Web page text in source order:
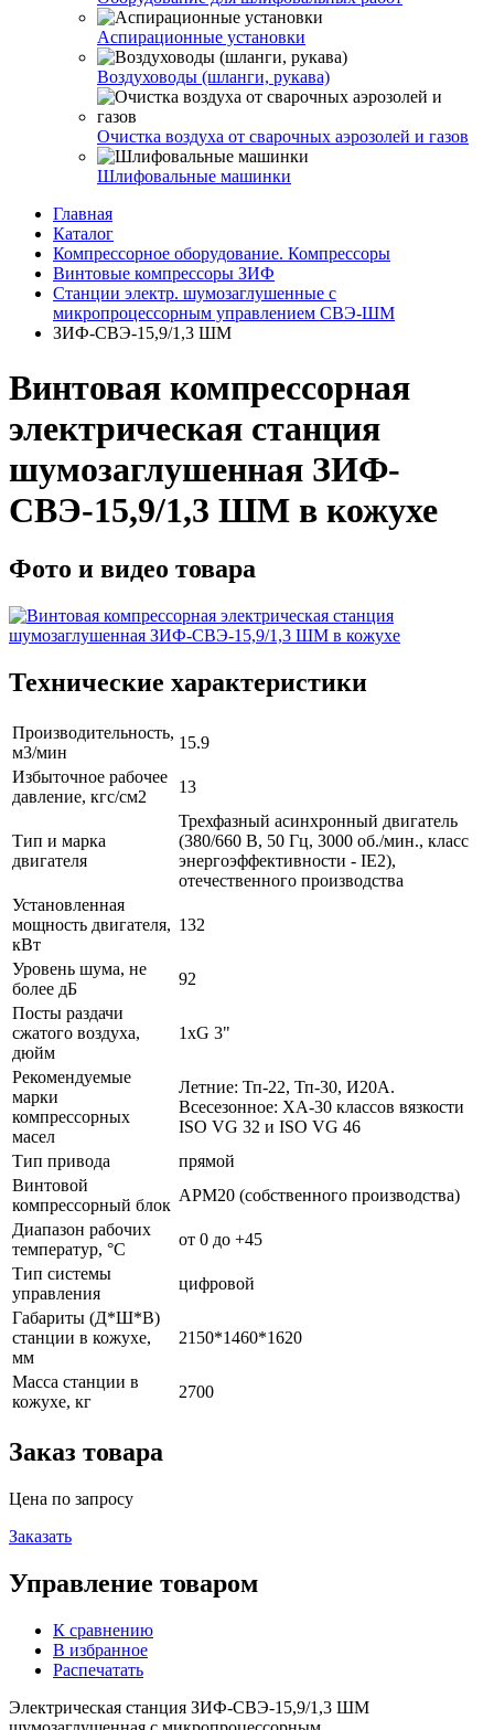
Аспирационные установки
Воздуховоды (шланги, рукава)
Очистка воздуха от сварочных аэрозолей и газов
Шлифовальные машинки
Главная
Каталог
Компрессорное оборудование. Компрессоры
Винтовые компрессоры ЗИФ
Станции электр. шумозаглушенные с
микропроцессорным управлением СВЭ-ШМ
ЗИФ-СВЭ-15,9/1,3 ШМ
Винтовая компрессорная
электрическая станция
шумозаглушенная ЗИФ-
СВЭ-15,9/1,3 ШМ в кожухе
Фото и видео товара
Технические характеристики
Производительность,
м3/мин
15.9
Избыточное рабочее
давление, кгс/см2
13
Тип и марка
двигателя
Трехфазный асинхронный двигатель
(380/660 В, 50 Гц, 3000 об./мин., класс
энергоэффективности - IE2),
отечественного производства
Установленная
мощность двигателя,
кВт
132
Уровень шума, не
более дБ
92
Посты раздачи
сжатого воздуха,
дюйм
1хG 3"
Рекомендуемые
марки
компрессорных
масел
Летние: Тп-22, Тп-30, И20А.
Всесезонное: ХА-30 классов вязкости
ISO VG 32 и ISO VG 46
Тип привода
прямой
Винтовой
компрессорный блок
АРМ20 (собственного производства)
Диапазон рабочих
температур, °С
от 0 до +45
Тип системы
управления
цифровой
Габариты (Д*Ш*В)
станции в кожухе,
мм
2150*1460*1620
Масса станции в
кожухе, кг
2700
Заказ товара
Цена по запросу
Заказать
Управление товаром
К сравнению
В избранное
Распечатать
Электрическая станция ЗИФ-СВЭ-15,9/1,3 ШМ